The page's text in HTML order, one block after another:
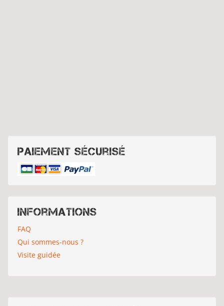
Paiement sécurisé
Informations
FAQ
Qui sommes-nous ?
Visite guidée